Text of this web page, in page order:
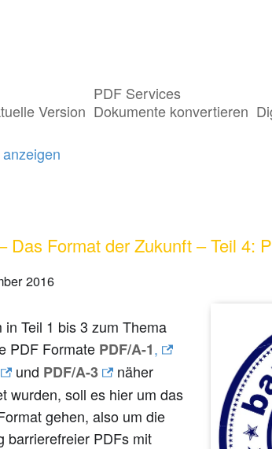
Version
PDF Services
Dokumente konvertieren
getaggt mit
Das Format der Zukunft – Teil 4:
2016
in Teil 1 bis 3 zum Thema
PDF Formate PDF/A-1,
und PDF/A-3
näher
wurden, soll es hier um das
gehen, also um die
barrierefreier PDFs mit